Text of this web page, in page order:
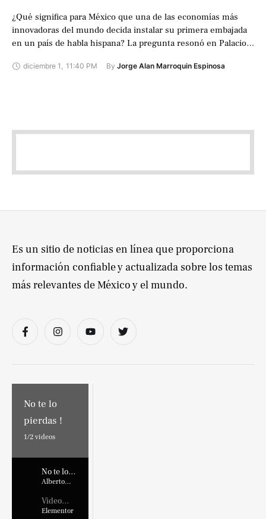
¿Qué significa para México que una de las economías más
innovadoras del mundo decida instalar su primera embajada
en un país de habla hispana? La pregunta resonó en Palacio
diciembre 1 , 11:40 PM By Jorge Alan Marroquin Espinosa
No te lo
pierdas !
1/2 videos
No te lo
pierdas !
Alberto
Video
Placehold
Elementor
Es un sitio de noticias en línea que proporciona
información confiable y actualizada sobre los temas
más relevantes de México y el mundo.